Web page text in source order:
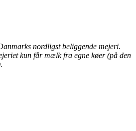
nordligst beliggende mejeri.
kun får mælk fra egne køer (på den